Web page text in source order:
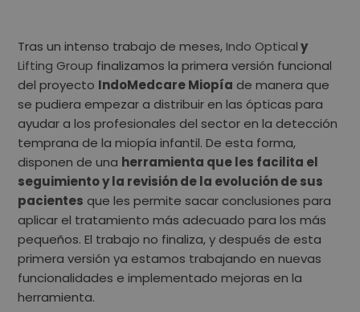
Tras un intenso trabajo de meses,Indo Opticaly
Lifting Group finalizamos la primera versión funcional
del proyecto IndoMedcare Miopía de manera que
se pudiera empezar a distribuir en las ópticas para
ayudar a los profesionales del sector en la detección
temprana de la miopía infantil. De esta forma,
disponen de una herramienta que les facilita el
seguimiento y la revisión de la evolución de sus
pacientes que les permite sacar conclusiones para
aplicar el tratamiento más adecuado para los más
pequeños. El trabajo no finaliza, y después de esta
primera versión ya estamos trabajando en nuevas
funcionalidades e implementado mejoras en la
herramienta.